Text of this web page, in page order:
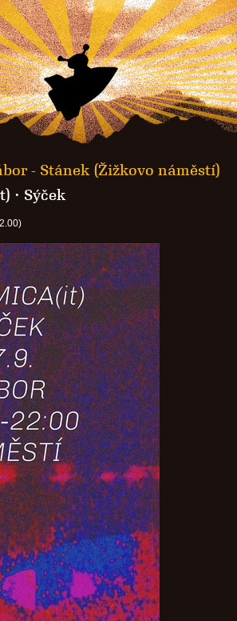
- Stánek (Žižkovo náměstí)
· Sýček